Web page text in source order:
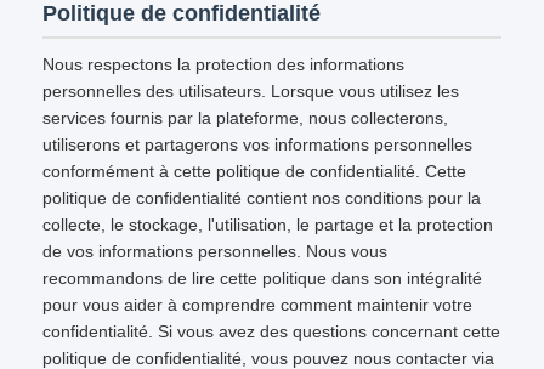
Politique de confidentialité
Nous respectons la protection des informations
personnelles des utilisateurs. Lorsque vous utilisez les
services fournis par la plateforme, nous collecterons,
utiliserons et partagerons vos informations personnelles
conformément à cette politique de confidentialité. Cette
politique de confidentialité contient nos conditions pour la
collecte, le stockage, l'utilisation, le partage et la protection
de vos informations personnelles. Nous vous
recommandons de lire cette politique dans son intégralité
pour vous aider à comprendre comment maintenir votre
confidentialité. Si vous avez des questions concernant cette
politique de confidentialité, vous pouvez nous contacter via